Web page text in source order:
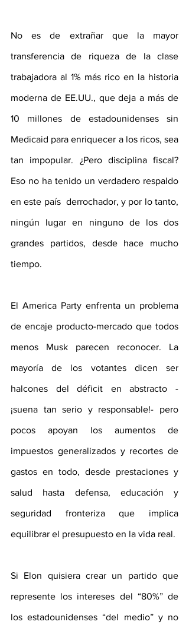
No es de extrañar que la mayor
transferencia de riqueza de la clase
trabajadora al 1% más rico en la historia
moderna de EE.UU., que deja a más de
10 millones de estadounidenses sin
Medicaid para enriquecer a los ricos, sea
tan impopular. ¿Pero disciplina fiscal?
Eso no ha tenido un verdadero respaldo
en este país  derrochador, y por lo tanto,
ningún lugar en ninguno de los dos
grandes partidos, desde hace mucho
tiempo.
El America Party enfrenta un problema
de encaje producto-mercado que todos
menos Musk parecen reconocer. La
mayoría de los votantes dicen ser
halcones del déficit en abstracto -
¡suena tan serio y responsable!- pero
pocos apoyan los aumentos de
impuestos generalizados y recortes de
gastos en todo, desde prestaciones y
salud hasta defensa, educación y
seguridad fronteriza que implica
equilibrar el presupuesto en la vida real.
Si Elon quisiera crear un partido que
represente los intereses del “80%” de
los estadounidenses “del medio” y no